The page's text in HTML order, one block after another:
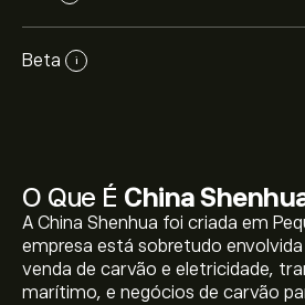
Beta i
O Que É China
A China Shenhua foi criada em
empresa está sobretudo
venda de carvão e eletricidade,
marítimo, e negócios de carvão